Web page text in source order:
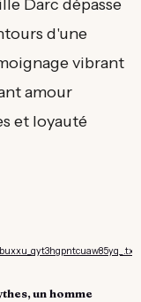
Darc dépasse
d'une
vibrant
amour
et loyauté
un homme